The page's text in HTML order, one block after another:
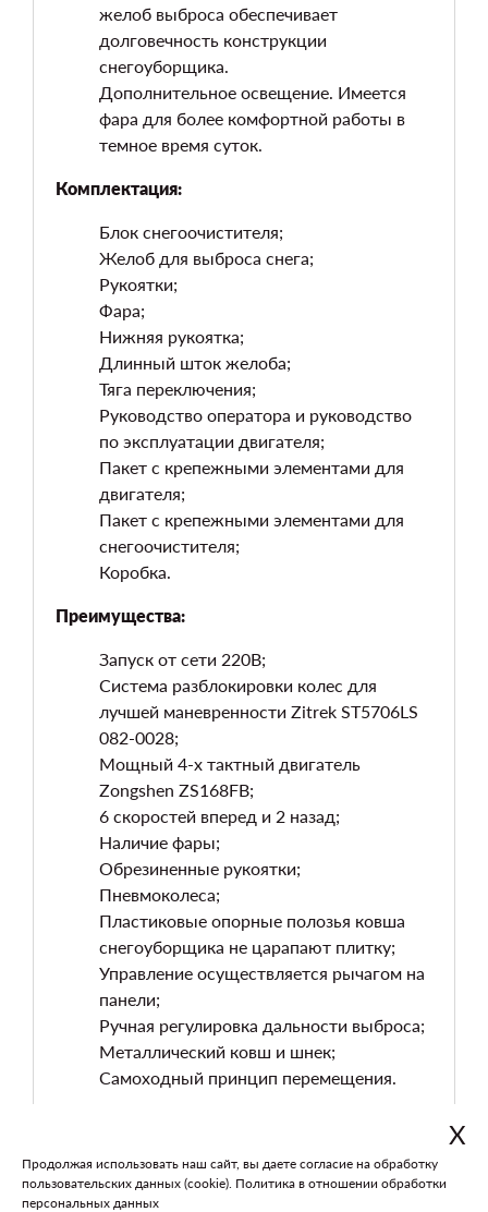
желоб выброса обеспечивает
долговечность конструкции
снегоуборщика.
Дополнительное освещение. Имеется
фара для более комфортной работы в
темное время суток.
Комплектация:
Блок снегоочистителя;
Желоб для выброса снега;
Рукоятки;
Фара;
Нижняя рукоятка;
Длинный шток желоба;
Тяга переключения;
Руководство оператора и руководство
по эксплуатации двигателя;
Пакет с крепежными элементами для
двигателя;
Пакет с крепежными элементами для
снегоочистителя;
Коробка.
Преимущества:
Запуск от сети 220В;
Система разблокировки колес для
лучшей маневренности Zitrek ST5706LS
082-0028;
Мощный 4-х тактный двигатель
Zongshen ZS168FB;
6 скоростей вперед и 2 назад;
Наличие фары;
Обрезиненные рукоятки;
Пневмоколеса;
Пластиковые опорные полозья ковша
снегоуборщика не царапают плитку;
Управление осуществляется рычагом на
панели;
Ручная регулировка дальности выброса;
Металлический ковш и шнек;
Самоходный принцип перемещения.
В каталог На главную
Х
Продолжая использовать наш сайт, вы даете согласие на обработку
пользовательских данных (cookie). Политика в отношении обработки
персональных данных